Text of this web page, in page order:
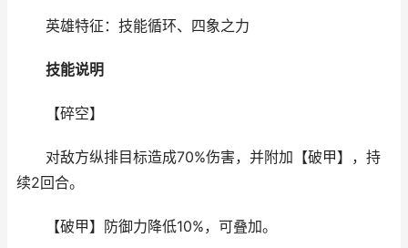
英雄特征：技能循环、四象之力
技能说明
【碎空】
对敌方纵排目标造成70%伤害，并附加【破甲】，持
续2回合。
【破甲】防御力降低10%，可叠加。